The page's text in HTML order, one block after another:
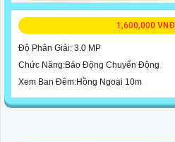
1,600,000 VNĐ
Độ Phân Giải: 3.0 MP
Chức Năng:Báo Động Chuyển Động
Xem Ban Đêm:Hồng Ngoại 10m